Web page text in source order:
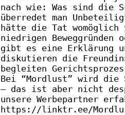
nach wie: Was sind die
überredet man
hätte die Tat womöglich
niedrigen
gibt es eine Erklärung
diskutieren die
begleiten
Bei “Mordlust” wird die
– das ist aber nicht
unsere Werbepartner
https://linktr.ee/